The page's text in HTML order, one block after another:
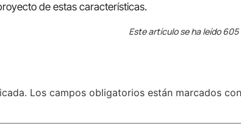
de estas características.
Este artículo se ha leído 605
Los campos obligatorios están marcados con